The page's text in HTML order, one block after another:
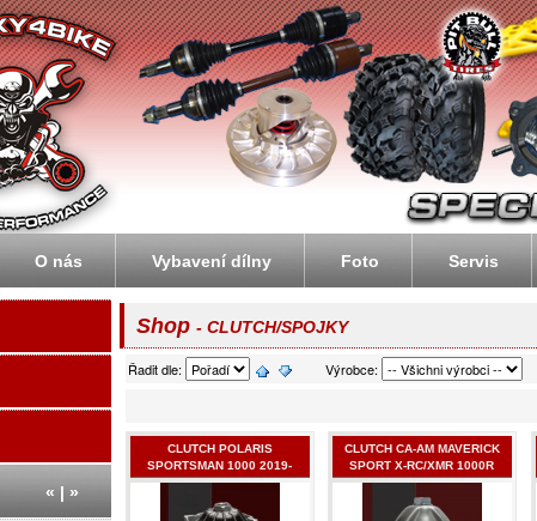
Galaxybike.cz - motorky, čtyřkolky, enduro, atv, dirtbike, streetbike
Shop - CLUTCH/SPOJKY
Řadit dle: Výrobce:
CLUTCH POLARIS
SPORTSMAN 1000 2019-
2024
CLUTCH CA-AM MAVERICK
SPORT X-RC/XMR 1000R
2020-2024
« | »
O nás Vybavení dílny Foto Servis